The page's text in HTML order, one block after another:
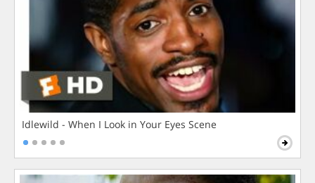
Idlewild - When I Look in Your Eyes Scene